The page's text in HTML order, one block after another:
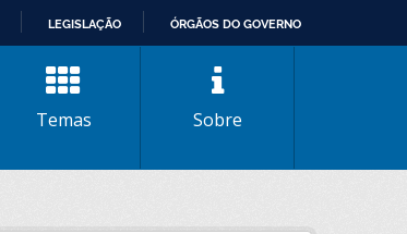
LEGISLAÇÃO ÓRGÃOS DO GOVERNO
Temas Sobre